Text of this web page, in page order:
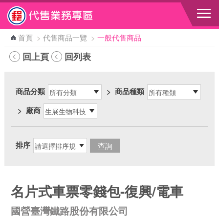
跳到主要內容區塊
首頁 > 代售商品一覽 > 一般代售商品
回上頁 回列表
商品分類 > 商品種類
> 廠商
排序
名片式車票零錢包-復興/電車
國營臺灣鐵路股份有限公司